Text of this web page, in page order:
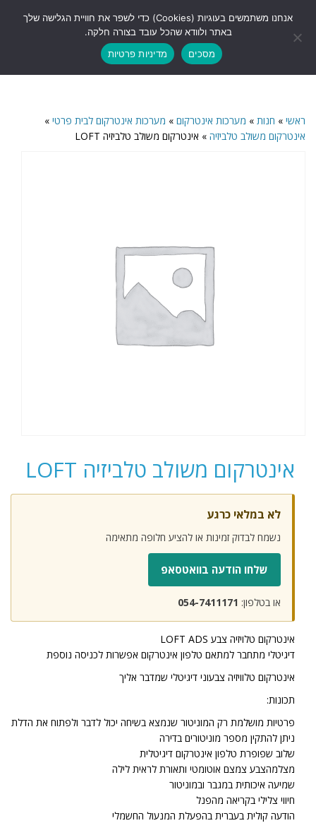
תפריט
ראשי » חנות » מערכות אינטרקום » מערכות אינטרקום לבית פרטי »
אינטרקום משולב טלביזיה » אינטרקום משולב טלביזיה LOFT
אינטרקום משולב טלביזיה LOFT
לא במלאי כרגע
נשמח לבדוק זמינות או להציע חלופה מתאימה
שלחו הודעה בוואטסאפ
או בטלפון: 054-7411171
אינטרקום טלויזיה צבע LOFT ADS
דיגיטלי מתחבר למתאם טלפון אינטרקום אפשרות לכניסה נוספת
אינטרקום טלוויזיה צבעוני דיגיטלי שמדבר אליך
תכונות:
פרטיות מושלמת רק המוניטור שנמצא בשיחה יכול לדבר ולפתוח את הדלת
ניתן להתקין מספר מוניטורים בדירה
שלוב שפופרת טלפון אינטרקום דיגיטלית
מצלמהצבע צמצם אוטומטי ותאורת לראית לילה
שמיעה איכותית במגבר ובמוניטור
חיווי צלילי בקריאה מהפנל
הודעה קולית בעברית בהפעלת המנעול החשמלי
אנחנו משתמשים בעוגיות (Cookies) כדי לשפר את חוויית הגלישה שלך
באתר ולוודא שהכל עובד בצורה חלקה.
מסכים
מדיניות פרטיות